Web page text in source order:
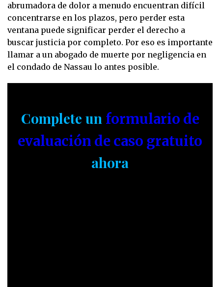
abrumadora de dolor a menudo encuentran difícil
concentrarse en los plazos, pero perder esta
ventana puede significar perder el derecho a
buscar justicia por completo. Por eso es importante
llamar a un abogado de muerte por negligencia en
el condado de Nassau lo antes posible.
Complete un formulario de
evaluación de caso gratuito
ahora